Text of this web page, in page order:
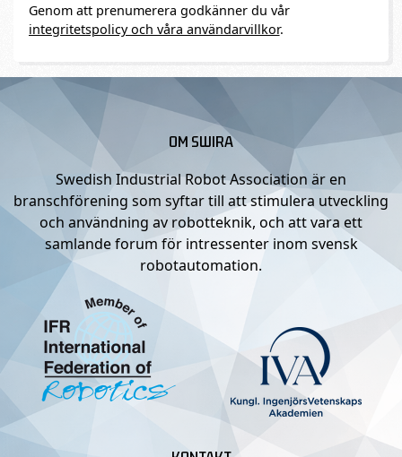
Genom att prenumerera godkänner du vår
integritetspolicy och våra användarvillkor.
OM SWIRA
Swedish Industrial Robot Association är en
branschförening som syftar till att stimulera utveckling
och användning av robotteknik, och att vara ett
samlande forum för intressenter inom svensk
robotautomation.